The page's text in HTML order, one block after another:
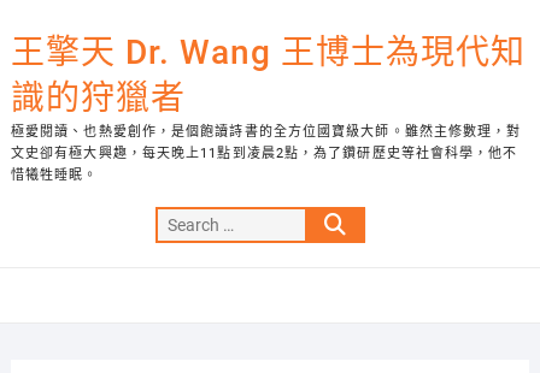
to
content
王擎天 Dr. Wang 王博士為現代知
識的狩獵者
極愛閱讀、也熱愛創作，是個飽讀詩書的全方位國寶級大師。雖然主修數理，對
文史卻有極大興趣，每天晚上11點到凌晨2點，為了鑽研歷史等社會科學，他不
惜犧牲睡眠。
Search
…